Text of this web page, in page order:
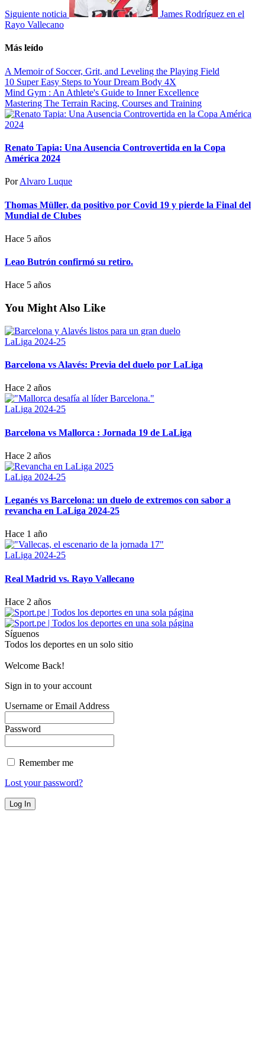
Siguiente noticia
James Rodríguez en el
Rayo Vallecano
Más leído
A Memoir of Soccer, Grit, and Leveling the Playing Field
10 Super Easy Steps to Your Dream Body 4X
Mind Gym : An Athlete's Guide to Inner Excellence
Mastering The Terrain Racing, Courses and Training
Renato Tapia: Una Ausencia Controvertida en la Copa
América 2024
Por Alvaro Luque
Thomas Müller, da positivo por Covid 19 y pierde la Final del
Mundial de Clubes
Hace 5 años
Leao Butrón confirmó su retiro.
Hace 5 años
You Might Also Like
LaLiga 2024-25
Barcelona vs Alavés: Previa del duelo por LaLiga
Hace 2 años
LaLiga 2024-25
Barcelona vs Mallorca : Jornada 19 de LaLiga
Hace 2 años
LaLiga 2024-25
Leganés vs Barcelona: un duelo de extremos con sabor a
revancha en LaLiga 2024-25
Hace 1 año
LaLiga 2024-25
Real Madrid vs. Rayo Vallecano
Hace 2 años
Síguenos
Todos los deportes en un solo sitio
Welcome Back!
Sign in to your account
Username or Email Address
Password
Remember me
Lost your password?